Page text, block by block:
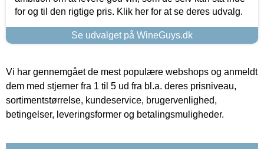
for og til den rigtige pris. Klik her for at se deres udvalg.
Se udvalget på WineGuys.dk
Vi har gennemgået de mest populære webshops og anmeldt
dem med stjerner fra 1 til 5 ud fra bl.a. deres prisniveau,
sortimentstørrelse, kundeservice, brugervenlighed,
betingelser, leveringsformer og betalingsmuligheder.